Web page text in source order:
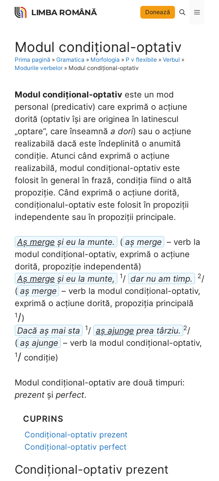
Skip
LIMBA ROMÂNĂ Donează Menu
Modul condițional-optativ
Prima pagină » Gramatica » Morfologia » P v flexibile » Verbul »
Modurile verbelor » Modul condițional-optativ
Modul condițional-optativ este un mod
personal (predicativ) care exprimă o acțiune
dorită (optativ își are originea în latinescul
„optare“, care înseamnă a dori) sau o acțiune
realizabilă dacă este îndeplinită o anumită
condiție. Atunci când exprimă o acțiune
realizabilă, modul condițional-optativ este
folosit în general în frază, condiția fiind o altă
propoziție. Când exprimă o acțiune dorită,
condiționalul-optativ este folosit în propoziții
independente sau în propoziții principale.
Aș merge și eu la munte. ( aș merge – verb la
modul condițional-optativ, exprimă o acțiune
dorită, propoziție independentă)
Aș merge și eu la munte, 1/ dar nu am timp. 2/
( aș merge – verb la modul condițional-optativ,
exprimă o acțiune dorită, propoziția principală
1/)
Dacă aș mai sta
1/ aș ajunge prea târziu. 2/
( aș ajunge – verb la modul condițional-optativ,
1/ condiție)
Modul condițional-optativ are două timpuri:
prezent și perfect.
CUPRINS
Condițional-optativ prezent
Condițional-optativ perfect
Condițional-optativ prezent